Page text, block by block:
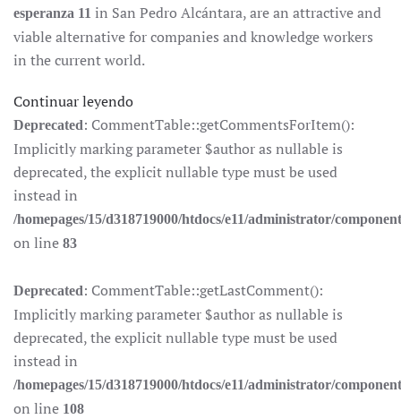
esperanza 11 in San Pedro Alcántara, are an attractive and
viable alternative for companies and knowledge workers
in the current world.
Continuar leyendo
Deprecated: CommentTable::getCommentsForItem():
Implicitly marking parameter $author as nullable is
deprecated, the explicit nullable type must be used
instead in
/homepages/15/d318719000/htdocs/e11/administrator/
on line 83
Deprecated: CommentTable::getLastComment():
Implicitly marking parameter $author as nullable is
deprecated, the explicit nullable type must be used
instead in
/homepages/15/d318719000/htdocs/e11/administrator/
on line 108